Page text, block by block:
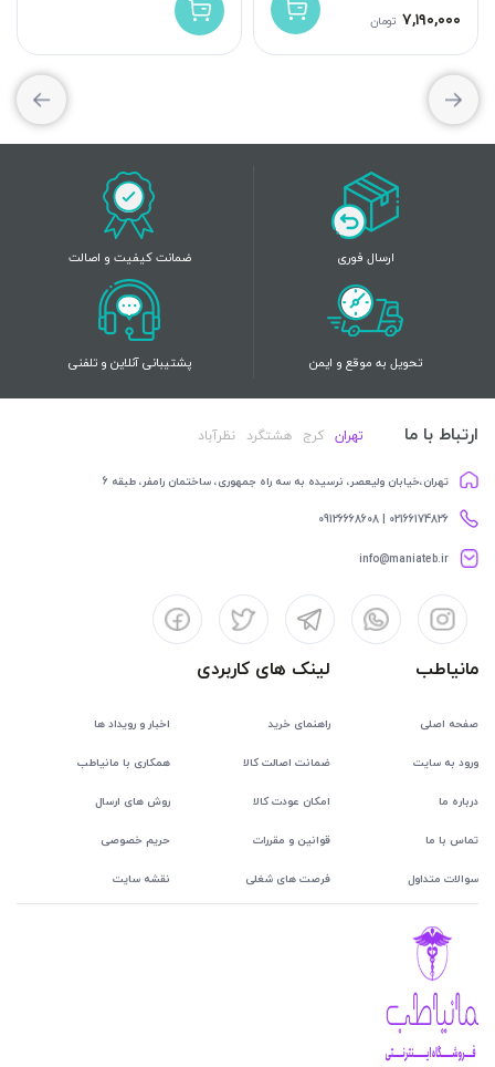
۷,۱۹۰,۰۰۰ تومان
ارسال فوری ضمانت کیفیت و اصالت
تحویل به موقع و ایمن پشتیبانی آنلاین و تلفنی
ارتباط با ما تهران کرج هشتگرد نظرآباد
تهران،خیابان ولیعصر، نرسیده به سه راه جمهوری، ساختمان رامفر، طبقه 6
02166174826 | 09126668608
info@maniateb.ir
مانیاطب
صفحه اصلی
ورود به سایت
درباره ما
تماس با ما
سوالات متداول
لینک های کاربردی
راهنمای خرید اخبار و رویداد ها
ضمانت اصالت کالا همکاری با مانیاطب
امکان عودت کالا روش های ارسال
قوانین و مقررات حریم خصوصی
فرصت های شغلی نقشه سایت